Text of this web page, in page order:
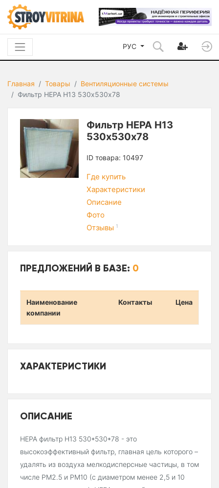
РУС
Главная Товары
Вентиляционные системы
Фильтр HEPA H13 530х530х78
Фильтр HEPA H13
530х530х78
ID товара: 10497
Где купить
Характеристики
Описание
Фото
Отзывы 1
ПРЕДЛОЖЕНИЙ В БАЗЕ: 0
Наименование
компании
Контакты Цена
ХАРАКТЕРИСТИКИ
ОПИСАНИЕ
HEPA фильтр H13 530*530*78 - это
высокоэффективный фильтр, главная цель которого –
удалять из воздуха мелкодисперсные частицы, в том
числе PM2.5 и PM10 (с диаметром менее 2,5 и 10